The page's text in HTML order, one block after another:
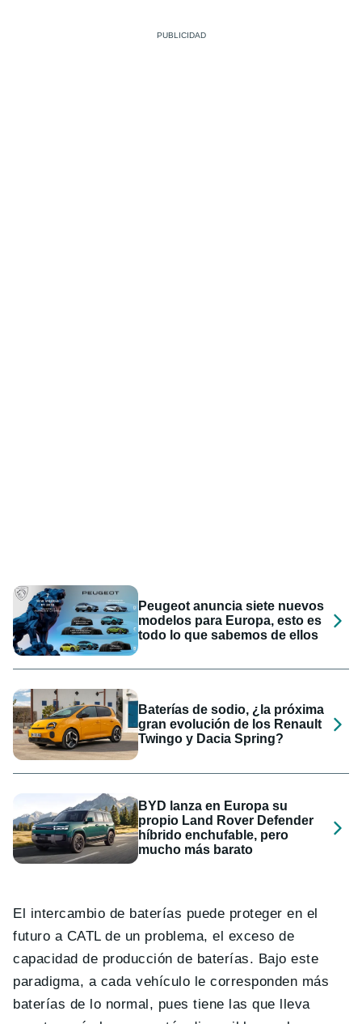
Peugeot anuncia siete nuevos
modelos para Europa, esto es
todo lo que sabemos de ellos
Baterías de sodio, ¿la próxima
gran evolución de los Renault
Twingo y Dacia Spring?
BYD lanza en Europa su
propio Land Rover Defender
híbrido enchufable, pero
mucho más barato
El intercambio de baterías puede proteger en el
futuro a CATL de un problema, el exceso de
capacidad de producción de baterías. Bajo este
paradigma, a cada vehículo le corresponden más
baterías de lo normal, pues tiene las que lleva